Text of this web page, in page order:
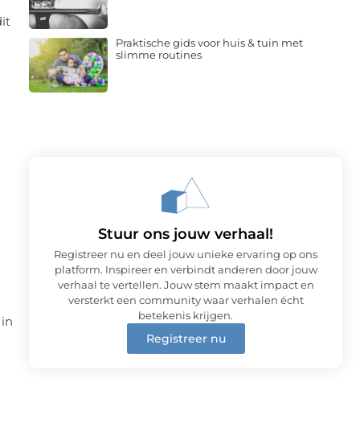
Praktische gids voor huis & tuin met
slimme routines
Stuur ons jouw verhaal!
Registreer nu en deel jouw unieke ervaring op ons
platform. Inspireer en verbindt anderen door jouw
verhaal te vertellen. Jouw stem maakt impact en
versterkt een community waar verhalen écht
betekenis krijgen.
Registreer nu